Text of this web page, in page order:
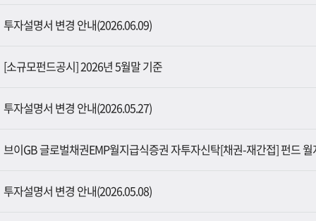
투자설명서 변경 안내(2026.06.09)
[소규모펀드공시] 2026년 5월말 기준
투자설명서 변경 안내(2026.05.27)
브이GB 글로벌채권EMP월지급식증권 자투자신탁[채권-재간접] 펀드
투자설명서 변경 안내(2026.05.08)